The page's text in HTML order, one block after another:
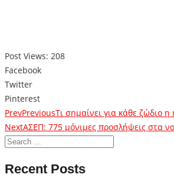
Post Views: 208
Facebook
Twitter
Pinterest
PrevPreviousΤι σημαίνει για κάθε ζώδιο
NextΑΣΕΠ: 775 μόνιμες προσλήψεις στα
Recent Posts